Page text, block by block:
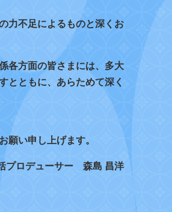
力不足によるものと深くお
各方面の皆さまには、多大
とともに、あらためて深く
願い申し上げます。
プロデューサー 森島 昌洋